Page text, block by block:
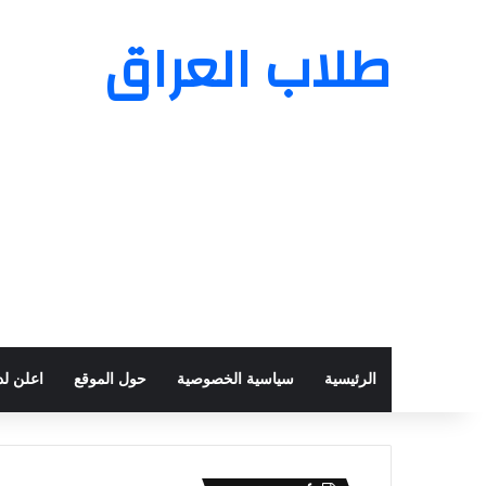
طلاب العراق
الرئيسية سياسية الخصوصية حول الموقع اعلن